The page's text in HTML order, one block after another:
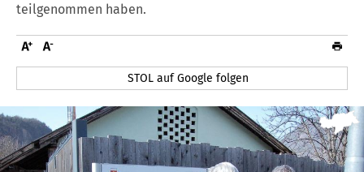
teilgenommen haben.
STOL auf Google folgen